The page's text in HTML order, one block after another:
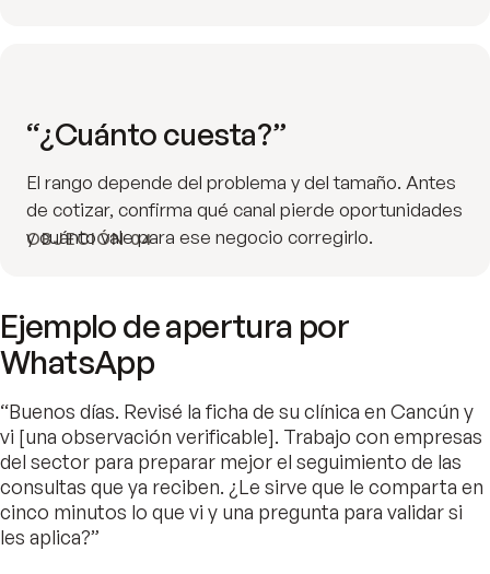
OBJECIÓN 04
“¿Cuánto cuesta?”
El rango depende del problema y del tamaño. Antes
de cotizar, confirma qué canal pierde oportunidades
y cuánto vale para ese negocio corregirlo.
Ejemplo de apertura por
WhatsApp
“Buenos días. Revisé la ficha de su clínica en Cancún y
vi [una observación verificable]. Trabajo con empresas
del sector para preparar mejor el seguimiento de las
consultas que ya reciben. ¿Le sirve que le comparta en
cinco minutos lo que vi y una pregunta para validar si
les aplica?”